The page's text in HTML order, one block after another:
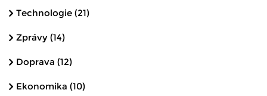
Technologie (21)
Zprávy (14)
Doprava (12)
Ekonomika (10)